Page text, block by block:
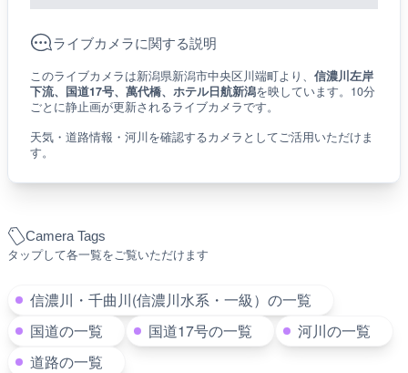
Camera Tags
タップして各一覧をご覧いただけます
信濃川・千曲川(信濃川水系・一級）の一覧
国道の一覧
国道17号の一覧
河川の一覧
道路の一覧
ライブカメラに関する説明
このライブカメラは新潟県新潟市中央区川端町より、 信濃川左岸
下流、国道17号、萬代橋、ホテル日航新潟を映しています。10分
ごとに静止画が更新されるライブカメラです。
天気・道路情報・河川を確認するカメラとしてご活用いただけま
す。